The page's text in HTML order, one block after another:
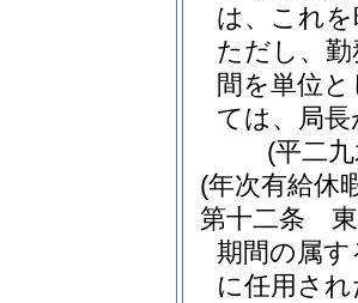
は、これ
ただし、
間を単位
ては、局
(平二
(年次有給休
第十二条
期間の属
に任用さ